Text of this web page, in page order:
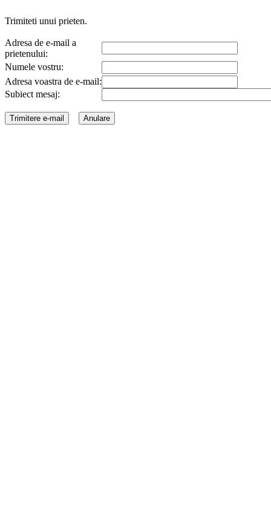
Trimiteti unui prieten.
Adresa de e-mail a
prietenului:
Numele vostru:
Adresa voastra de e-mail:
Subiect mesaj: